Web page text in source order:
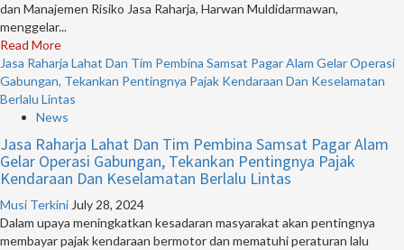
dan Manajemen Risiko Jasa Raharja, Harwan Muldidarmawan,
menggelar...
Read More
Jasa Raharja Lahat Dan Tim Pembina Samsat Pagar Alam Gelar Operasi
Gabungan, Tekankan Pentingnya Pajak Kendaraan Dan Keselamatan
Berlalu Lintas
News
Jasa Raharja Lahat Dan Tim Pembina Samsat Pagar Alam
Gelar Operasi Gabungan, Tekankan Pentingnya Pajak
Kendaraan Dan Keselamatan Berlalu Lintas
Musi Terkini July 28, 2024
Dalam upaya meningkatkan kesadaran masyarakat akan pentingnya
membayar pajak kendaraan bermotor dan mematuhi peraturan lalu